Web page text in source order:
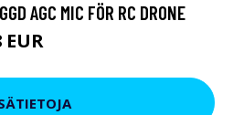
AGC MIC FÖR RC DRONE
EUR